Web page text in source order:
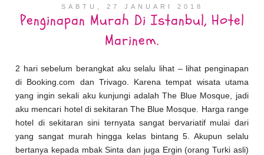
SABTU, 27 JANUARI 2018
Penginapan Murah Di Istanbul, Hotel
Marinem.
2 hari sebelum berangkat aku selalu lihat – lihat penginapan
di Booking.com dan Trivago. Karena tempat wisata utama
yang ingin sekali aku kunjungi adalah The Blue Mosque, jadi
aku mencari hotel di sekitaran The Blue Mosque. Harga range
hotel di sekitaran sini ternyata sangat bervariatif mulai dari
yang sangat murah hingga kelas bintang 5. Akupun selalu
bertanya kepada mbak Sinta dan juga Ergin (orang Turki asli)